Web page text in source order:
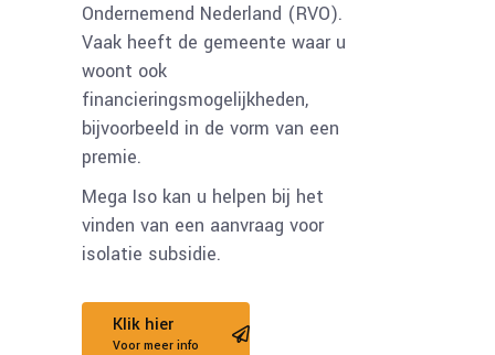
Ondernemend Nederland (RVO).
Vaak heeft de gemeente waar u
woont ook
financieringsmogelijkheden,
bijvoorbeeld in de vorm van een
premie.
Mega Iso kan u helpen bij het
vinden van een aanvraag voor
isolatie subsidie.
Klik hier
Voor meer info